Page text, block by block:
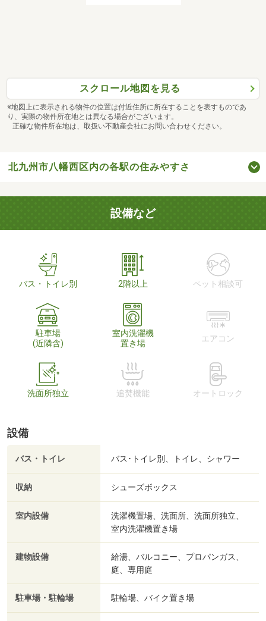
スクロール地図を見る
※地図上に表示される物件の位置は付近住所に所在することを表すものであ
り、実際の物件所在地とは異なる場合がございます。
正確な物件所在地は、取扱い不動産会社にお問い合わせください。
北九州市八幡西区内の各駅の住みやすさ
設備など
バス・トイレ別 2階以上 ペット相談可
駐車場
(近隣含)
室内洗濯機
置き場
エアコン
洗面所独立 追焚機能 オートロック
設備
バス・トイレ バス･トイレ別、トイレ、シャワー
収納 シューズボックス
室内設備
洗濯機置場、洗面所、洗面所独立、
室内洗濯機置き場
建物設備
給湯、バルコニー、プロパンガス、
庭、専用庭
駐車場・駐輪場 駐輪場、バイク置き場